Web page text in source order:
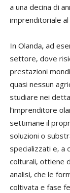
a una decina di
imprenditoriale
In Olanda, ad
settore, dove
prestazioni
quasi nessun
studiare nei
l’imprenditore
settimane il
soluzioni o
specializzati e, a
colturali, ottiene
analisi, che le
coltivata e fase